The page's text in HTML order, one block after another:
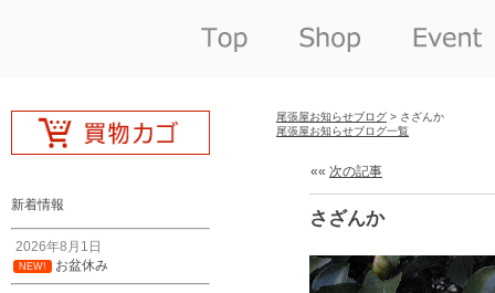
新着情報
2026年8月1日
NEW! お盆休み
尾張屋お知らせブログ > さざんか
尾張屋お知らせブログ一覧
«« 次の記事
さざんか